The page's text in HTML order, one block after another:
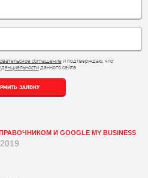
И GOOGLE MY BUSINESS
соглашениеи подтверждаю, что
данного сайта
ЗАЯВКУ